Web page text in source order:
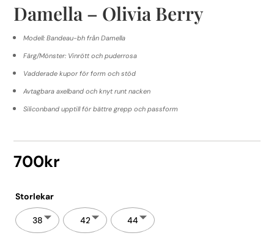
Damella – Olivia Berry
Modell: Bandeau-bh från Damella
Färg/Mönster: Vinrött och puderrosa
Vadderade kupor för form och stöd
Avtagbara axelband och knyt runt nacken
Siliconband upptill för bättre grepp och passform
700kr
Storlekar
38 42 44